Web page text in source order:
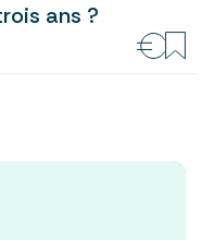
ans ?